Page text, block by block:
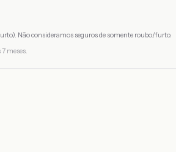
Não consideramos seguros de somente roubo/furto.
meses.